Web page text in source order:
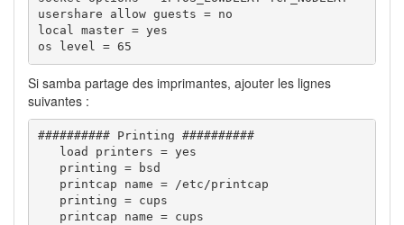
usershare allow guests = no
local master = yes
os level = 65
Si samba partage des imprimantes, ajouter les lignes
suivantes :
########## Printing ##########
   load printers = yes
   printing = bsd
   printcap name = /etc/printcap
   printing = cups
   printcap name = cups